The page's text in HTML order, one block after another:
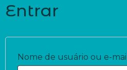
Entrar
Nome de usuário ou e-mail